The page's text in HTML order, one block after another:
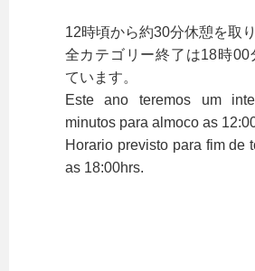
12時頃から約30分休憩を取り
全カテゴリー終了は18時00
ています。
Este ano teremos um
minutos para almoco as
Horario previsto para fim de
as 18:00hrs.